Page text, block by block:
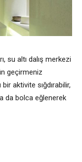
su altı dalış merkezi
geçirmeniz
aktivite sığdırabilir,
da bolca eğlenerek